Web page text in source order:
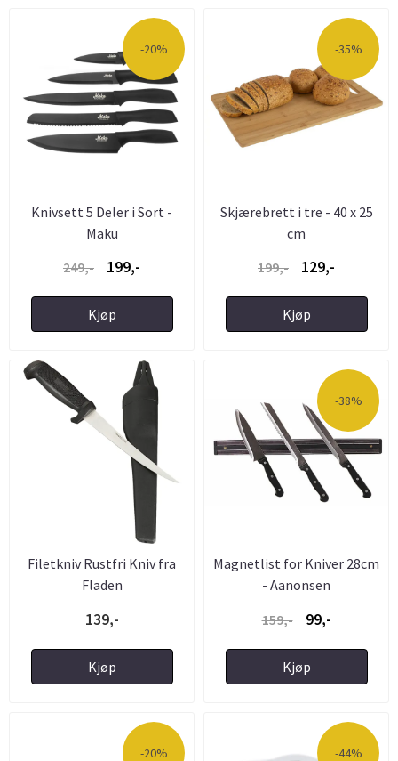
-20%
Knivsett 5 Deler i Sort -
Maku
249,-
199,-
Kjøp
-35%
Skjærebrett i tre - 40 x 25
cm
199,-
129,-
Kjøp
Filetkniv Rustfri Kniv fra
Fladen
139,-
Kjøp
-38%
Magnetlist for Kniver 28cm
- Aanonsen
159,-
99,-
Kjøp
-20% -44%